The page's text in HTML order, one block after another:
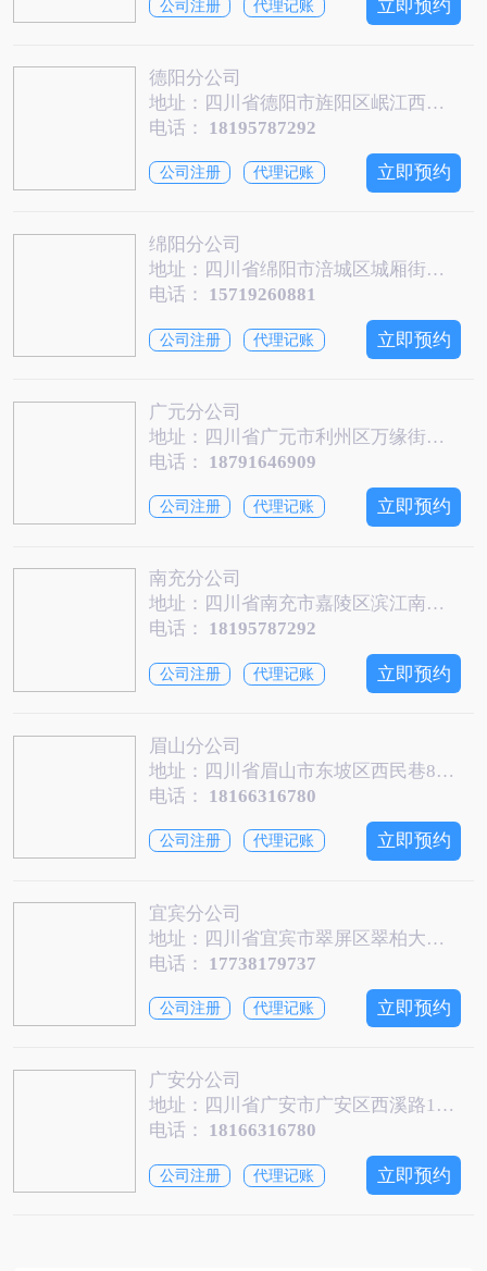
公司注册 代理记账 立即预约
德阳分公司
地址：四川省德阳市旌阳区岷江西路段256号德阳·汇通大厦A栋写9-11号
电话： 18195787292
公司注册 代理记账 立即预约
绵阳分公司
地址：四川省绵阳市涪城区城厢街道临园路东段68号富临大都会7栋3单元14层4号(办公)
电话： 15719260881
公司注册 代理记账 立即预约
广元分公司
地址：四川省广元市利州区万缘街道万达中心16楼12号
电话： 18791646909
公司注册 代理记账 立即预约
南充分公司
地址：四川省南充市嘉陵区滨江南路二段78号滨江印象1号楼18层07-1号
电话： 18195787292
公司注册 代理记账 立即预约
眉山分公司
地址：四川省眉山市东坡区西民巷82-3号
电话： 18166316780
公司注册 代理记账 立即预约
宜宾分公司
地址：四川省宜宾市翠屏区翠柏大道东段152号5幢15层02号
电话： 17738179737
公司注册 代理记账 立即预约
广安分公司
地址：四川省广安市广安区西溪路186号
电话： 18166316780
公司注册 代理记账 立即预约